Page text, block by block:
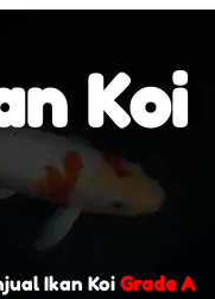
Koi
Ikan KoiGrade A